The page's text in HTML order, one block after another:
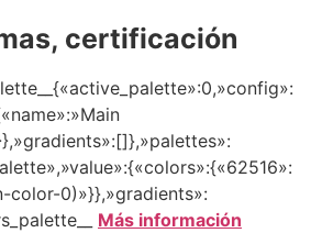
certificación
color-0)»}},»gradients»:
Más información